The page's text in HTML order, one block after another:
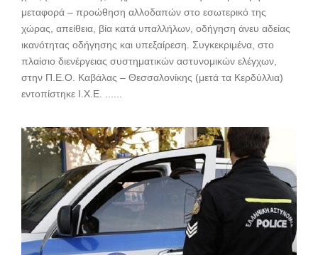
μεταφορά – προώθηση αλλοδαπών στο εσωτερικό της
χώρας, απείθεια, βία κατά υπαλλήλων, οδήγηση άνευ αδείας
ικανότητας οδήγησης και υπεξαίρεση. Συγκεκριμένα, στο
πλαίσιο διενέργειας συστηματικών αστυνομικών ελέγχων,
στην Π.Ε.Ο. Καβάλας – Θεσσαλονίκης (μετά τα Κερδύλλια)
εντοπίστηκε Ι.Χ.Ε. ......